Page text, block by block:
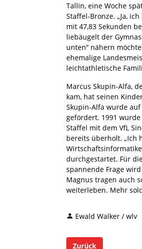
Tallin, eine Woche
Staffel-Bronze. „Ja,
mit 47,83 Sekunden
liebäugelt der
unten“ nähern
ehemalige
leichtathletische
Marcus Skupin-Alfa,
kam, hat seinen
Skupin-Alfa wurde
gefördert. 1991
Staffel mit dem VfL
bereits überholt. „Ich
durchgestartet. Für
spannende Frage
Magnus tragen auch
weiterleben. Mehr
Ewald Walker / wlv
Zurück